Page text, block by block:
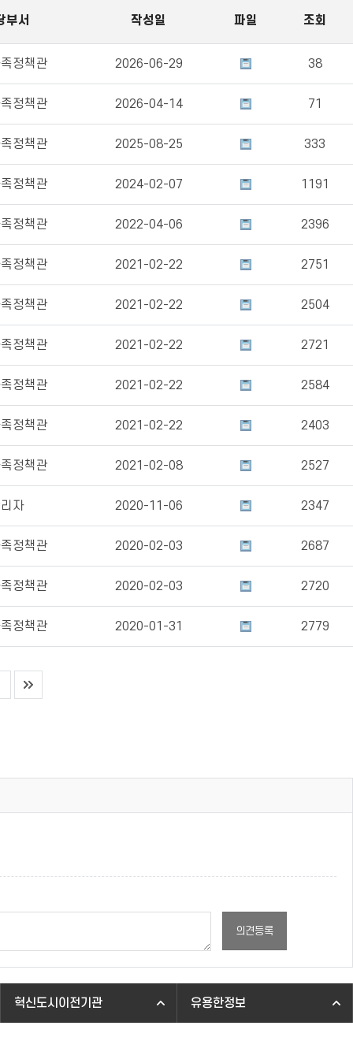
부서 작성일 파일 조회
정책관 2026-06-29 38
정책관 2026-04-14 71
정책관 2025-08-25 333
정책관 2024-02-07 1191
정책관 2022-04-06 2396
정책관 2021-02-22 2751
정책관 2021-02-22 2504
정책관 2021-02-22 2721
정책관 2021-02-22 2584
정책관 2021-02-22 2403
정책관 2021-02-08 2527
자 2020-11-06 2347
정책관 2020-02-03 2687
정책관 2020-02-03 2720
정책관 2020-01-31 2779
의견등록
혁신도시이전기관 유용한정보